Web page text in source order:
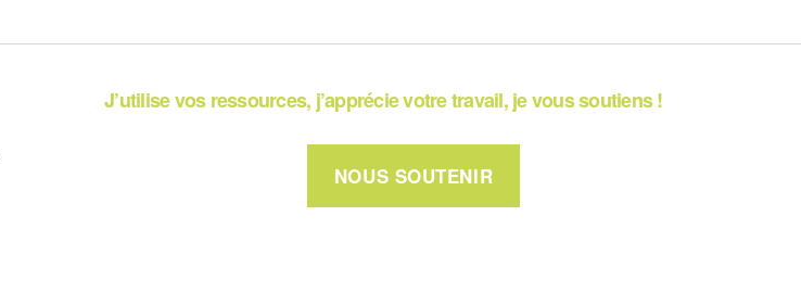
J’utilise vos ressources, j’apprécie votre travail, je vous soutiens !
NOUS SOUTENIR